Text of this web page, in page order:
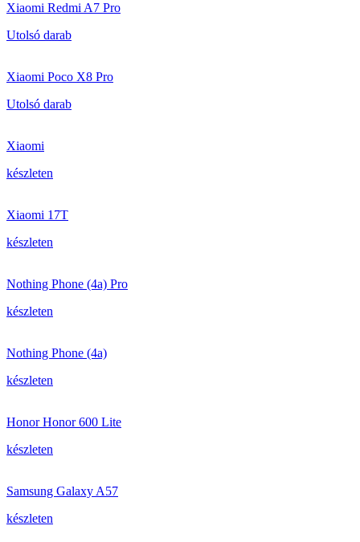
Xiaomi Redmi A7 Pro
Utolsó darab
Xiaomi Poco X8 Pro
Utolsó darab
Xiaomi
készleten
Xiaomi 17T
készleten
Nothing Phone (4a) Pro
készleten
Nothing Phone (4a)
készleten
Honor Honor 600 Lite
készleten
Samsung Galaxy A57
készleten